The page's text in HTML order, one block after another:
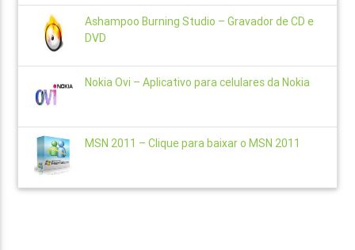
Ashampoo Burning Studio – Gravador de CD e
DVD
Nokia Ovi – Aplicativo para celulares da Nokia
MSN 2011 – Clique para baixar o MSN 2011